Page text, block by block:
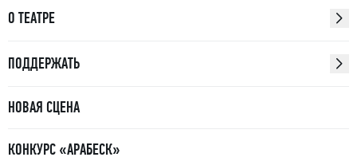
О ТЕАТРЕ
ПОДДЕРЖАТЬ
НОВАЯ СЦЕНА
КОНКУРС «АРАБЕСК»